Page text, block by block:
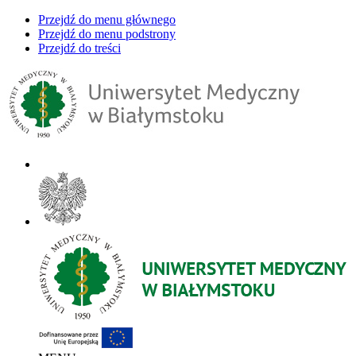
Przejdź do menu głównego
Przejdź do menu podstrony
Przejdź do treści